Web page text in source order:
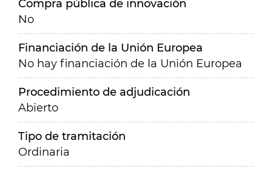
Compra pública de innovación
No
Financiación de la Unión Europea
No hay financiación de la Unión Europea
Procedimiento de adjudicación
Abierto
Tipo de tramitación
Ordinaria